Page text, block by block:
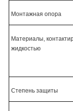
Монтажная опора
Материалы,
жидкостью
Степень защиты